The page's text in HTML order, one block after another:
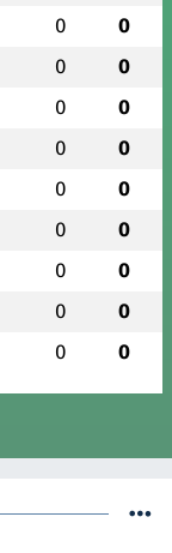
0 0
0 0
0 0
0 0
0 0
0 0
0 0
0 0
0 0